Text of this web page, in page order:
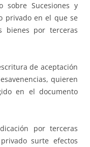
sobre Sucesiones y
privado en el que se
bienes por terceras
de aceptación
quieren
en el documento
por terceras
surte efectos